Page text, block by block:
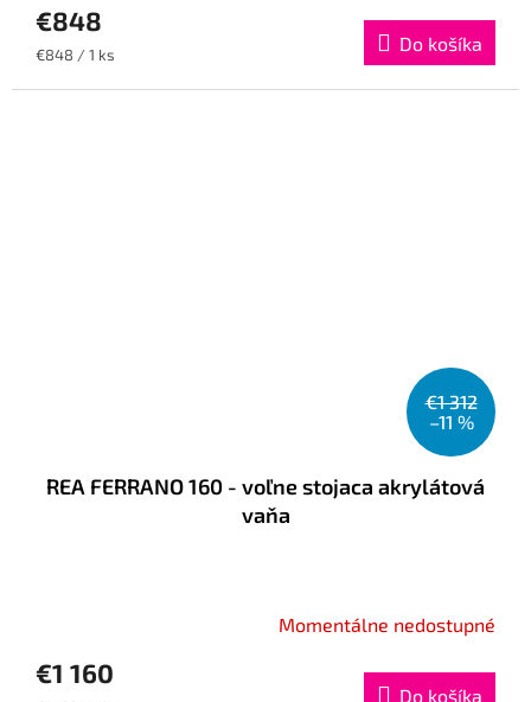
€848
Jednotková
€848 / 1 ks Do košíka
€1 312
–11 %
REA FERRANO 160 - voľne stojaca akrylátová
vaňa
Momentálne nedostupné
€1 160
Do košíka